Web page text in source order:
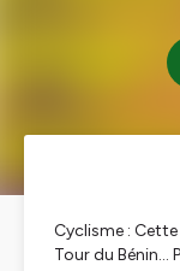
Cyclisme :
Tour du Bénin...